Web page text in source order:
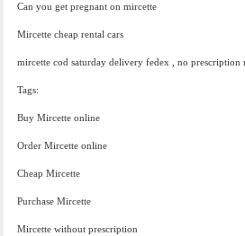
Can you get pregnant on mircette
Mircette cheap rental cars
mircette cod saturday delivery fedex , no
Tags:
Buy Mircette online
Order Mircette online
Cheap Mircette
Purchase Mircette
Mircette without prescription